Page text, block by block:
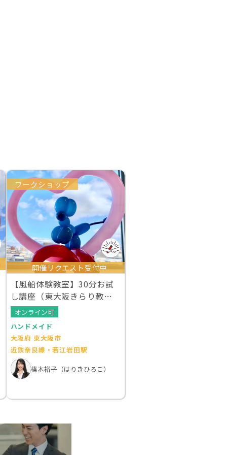
ワークショップ
開催リクエスト受付中
【風船体験教室】30分お試
し講座（東大阪きらり教
室）
オンライン可
ハンドメイド
大阪府 東大阪市
近鉄奈良線・若江岩田駅
榛木裕子（はりきひろこ）